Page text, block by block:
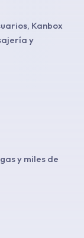
Kanbox
y
y miles de